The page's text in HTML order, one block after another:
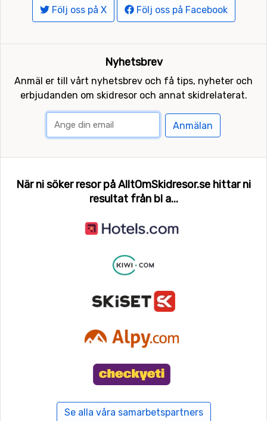
Följ oss på X Följ oss på Facebook
Nyhetsbrev
Anmäl er till vårt nyhetsbrev och få tips, nyheter och
erbjudanden om skidresor och annat skidrelaterat.
Anmälan
När ni söker resor på AlltOmSkidresor.se hittar ni
resultat från bl a...
Se alla våra samarbetspartners